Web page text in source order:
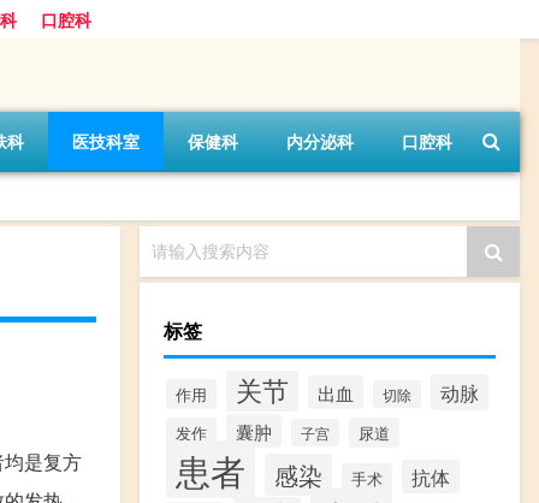
口腔科
科 医技科室 保健科 内分泌科 口腔科
是复方
请输入搜索内容
标签
作用 关节 出血 切除 动脉
发作 囊肿 子宫 尿道
患者 感染 手术 抗体